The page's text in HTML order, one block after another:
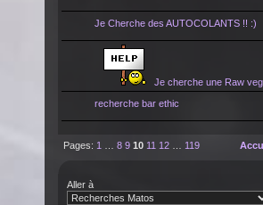
Je Cherche des AUTOCOLANTS !! :)
Je cherche une Raw
recherche bar ethic
Pages: 1 8 9 10 11 12 119
Aller à